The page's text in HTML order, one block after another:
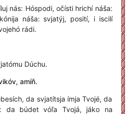
nás: Hóspodi, očísti hrichí náša:
náša: svjatýj, posití, i iscilí
rádi.
Dúchu.
amíň.
da svjatítsja ímja Tvojé, da
da búdet vóľa Tvojá, jáko na